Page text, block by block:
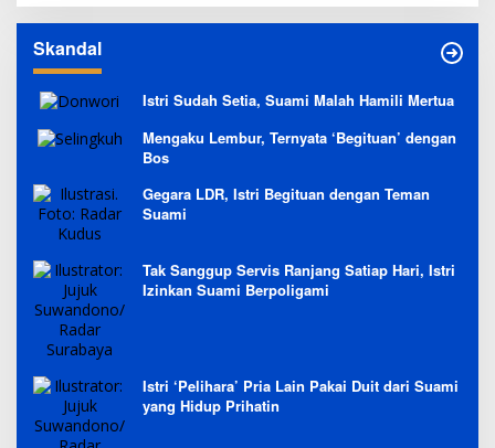
Skandal
Istri Sudah Setia, Suami Malah Hamili Mertua
Mengaku Lembur, Ternyata ‘Begituan’ dengan
Bos
Gegara LDR, Istri Begituan dengan Teman
Suami
Tak Sanggup Servis Ranjang Satiap Hari, Istri
Izinkan Suami Berpoligami
Istri ‘Pelihara’ Pria Lain Pakai Duit dari Suami
yang Hidup Prihatin